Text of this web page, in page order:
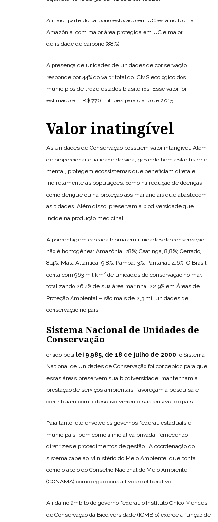
A maior parte do carbono estocado em UC está no bioma
Amazônia, com maior área protegida em UC e maior
densidade de carbono (88%).
A presença de unidades de unidades de conservação
responde por 44% do valor total do ICMS ecológico dos
municípios de treze estados brasileiros. Esse valor foi
estimado em R$ 776 milhões para o ano de 2015.
Valor inatingível
As Unidades de Conservação possuem valor intangível. Além
de proporcionar qualidade de vida, gerando bem estar físico e
mental, protegem ecossistemas que beneficiam direta e
indiretamente as populações, como na redução de doenças
como dengue ou na proteção aos mananciais que abastecem
as cidades. Além disso, preservam a biodiversidade que
incide na produção medicinal.
A porcentagem de cada bioma em unidades de conservação
não é homogênea: Amazônia, 28%; Caatinga, 8,8%; Cerrado,
8,4%; Mata Atlântica, 9,8%, Pampa, 3%; Pantanal, 4,6%. O Brasil
conta com 963 mil km² de unidades de conservação no mar,
totalizando 26,4% de sua área marinha; 22,9% em Áreas de
Proteção Ambiental – são mais de 2,3 mil unidades de
conservação no país.
Sistema Nacional de Unidades de
Conservação
criado pela lei 9.985, de 18 de julho de 2000, o Sistema
Nacional de Unidades de Conservação foi concebido para que
essas áreas preservem sua biodiversidade, mantenham a
prestação de serviços ambientais, favoreçam a pesquisa e
contribuam com o desenvolvimento sustentável do país.
Para tanto, ele envolve os governos federal, estaduais e
municipais, bem como a iniciativa privada, fornecendo
diretrizes e procedimentos de gestão. A coordenação do
sistema cabe ao Ministério do Meio Ambiente, que conta
como o apoio do Conselho Nacional do Meio Ambiente
(CONAMA) como órgão consultivo e deliberativo.
Ainda no âmbito do governo federal, o Instituto Chico Mendes
de Conservação da Biodiversidade (ICMBio) exerce a função de